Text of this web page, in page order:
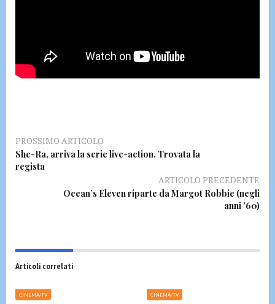
PROSSIMO ARTICOLO
She-Ra, arriva la serie live-action. Trovata la
regista
ARTICOLO PRECEDENTE
Ocean’s Eleven riparte da Margot Robbie (negli
anni ’60)
Articoli correlati
CINEMA/TV CINEMA/TV